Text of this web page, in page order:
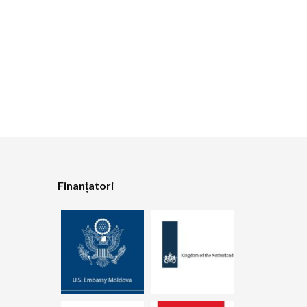
Finanțatori